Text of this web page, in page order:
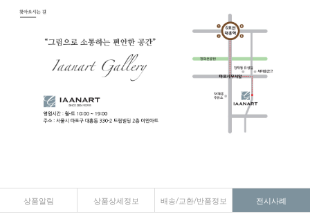
상품알림 상품상세정보 배송/교환/반품정보 전시사례